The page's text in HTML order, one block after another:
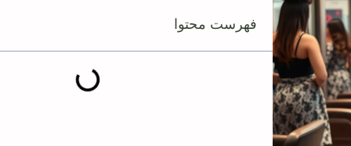
فهرست محتوا